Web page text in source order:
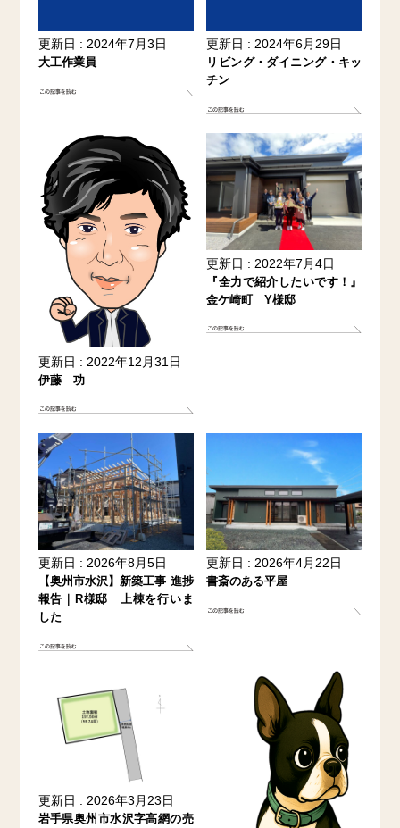
更新日 : 2024年7月3日
大工作業員
更新日 : 2024年6月29日
リビング・ダイニング・キッ
チン
更新日 : 2022年12月31日
伊藤 功
更新日 : 2022年7月4日
『全力で紹介したいです！』
金ケ崎町 Y様邸
更新日 : 2026年8月5日
【奥州市水沢】新築工事 進捗
報告｜R様邸 上棟を行いま
した
更新日 : 2026年4月22日
書斎のある平屋
更新日 : 2026年3月23日
岩手県奥州市水沢字高網の売